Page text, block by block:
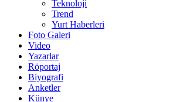
Teknoloji
Trend
Yurt Haberleri
Foto Galeri
Video
Yazarlar
Röportaj
Biyografi
Anketler
Künye